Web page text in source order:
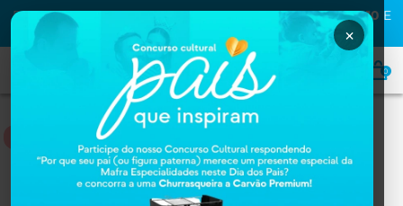
PRIMEIRA COMPRA NA MAFRA? USE O CUPOMMAFRA10 E
GANHE
0
DERMOCOSMÉTICOS
Home DERMOCOSMÉTICOS
×